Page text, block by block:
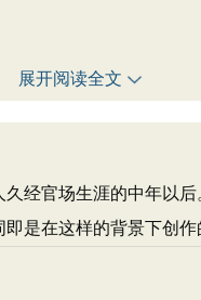
展开阅读全文
经官场生涯的中年以
是在这样的背景下创作